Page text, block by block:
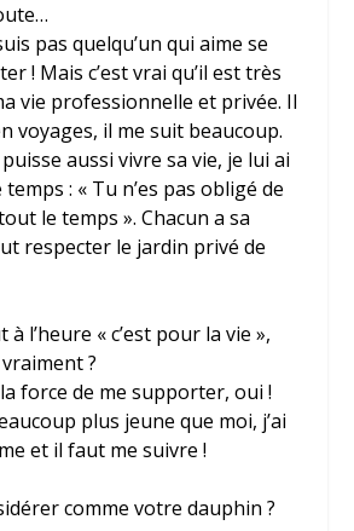
pas quelqu’un qui aime se
! Mais c’est vrai qu’il est très
vie professionnelle et privée. Il
voyages, il me suit beaucoup.
aussi vivre sa vie, je lui ai
: « Tu n’es pas obligé de
le temps ». Chacun a sa
respecter le jardin privé de
l’heure « c’est pour la vie »,
?
force de me supporter, oui !
plus jeune que moi, j’ai
et il faut me suivre !
comme votre dauphin ?